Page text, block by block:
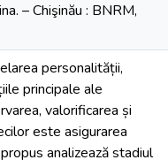
– Chişinău : BNRM,
personalității,
principale ale
valorificarea și
este asigurarea
analizează stadiul